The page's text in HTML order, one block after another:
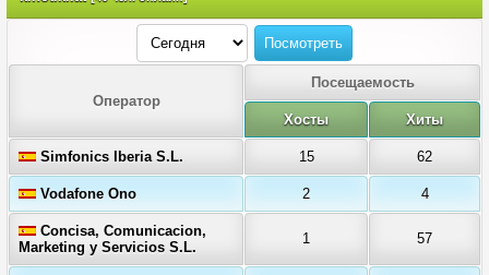
Оператор
Посещаемость
Хосты Хиты
Simfonics Iberia S.L. 15 62
Vodafone Ono 2 4
Concisa, Comunicacion,
Marketing y Servicios S.L.
1 57